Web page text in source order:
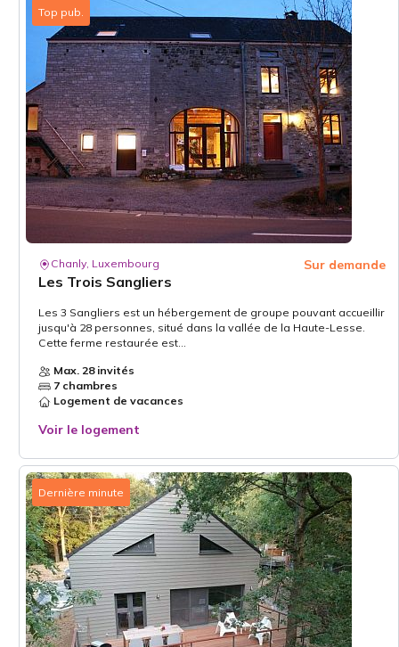
Top pub.
Chanly, Luxembourg
Les Trois Sangliers
Sur demande
Les 3 Sangliers est un hébergement de groupe pouvant accueillir
jusqu'à 28 personnes, situé dans la vallée de la Haute-Lesse.
Cette ferme restaurée est...
Max. 28 invités
7 chambres
Logement de vacances
Voir le logement
Dernière minute